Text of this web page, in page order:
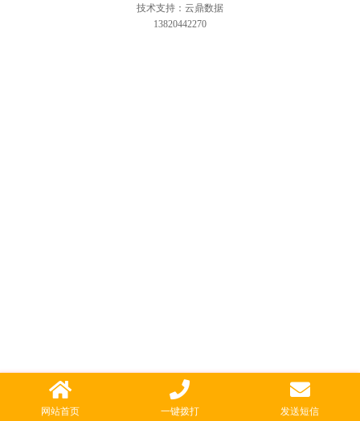
技术支持：云鼎数据
13820442270
网站首页 一键拨打 发送短信